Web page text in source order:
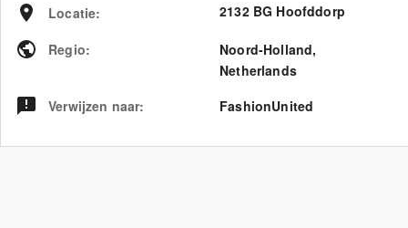
Locatie: 2132 BG Hoofddorp
Regio: Noord-Holland,
Netherlands
Verwijzen naar: FashionUnited